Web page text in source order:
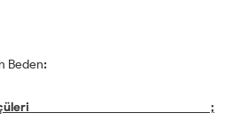
Beden:
Ölçüleri ;